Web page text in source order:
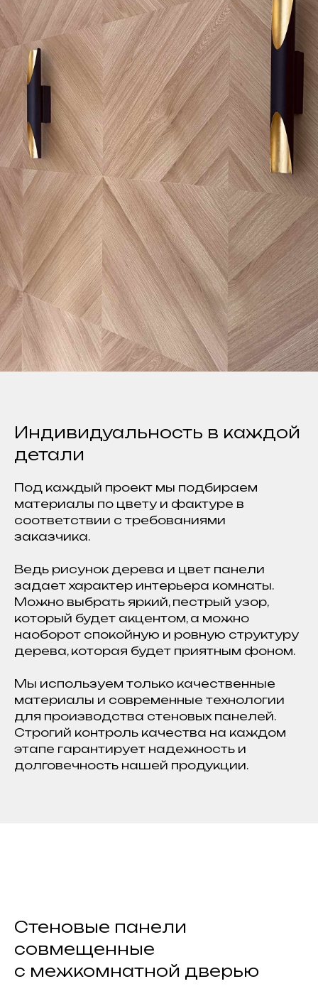
Индивидуальность в каждой
детали
Под каждый проект мы подбираем
материалы по цвету и фактуре в
соответствии с требованиями
заказчика.
Ведь рисунок дерева и цвет панели
задает характер интерьера комнаты.
Можно выбрать яркий, пестрый узор,
который будет акцентом, а можно
наоборот спокойную и ровную структуру
дерева, которая будет приятным фоном.
Мы используем только качественные
материалы и современные технологии
для производства стеновых панелей.
Строгий контроль качества на каждом
этапе гарантирует надежность и
долговечность нашей продукции.
Стеновые панели
совмещенные
с межкомнатной дверью